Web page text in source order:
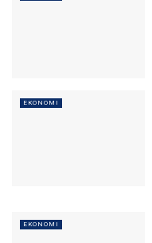
EKONOMI
EKONOMI